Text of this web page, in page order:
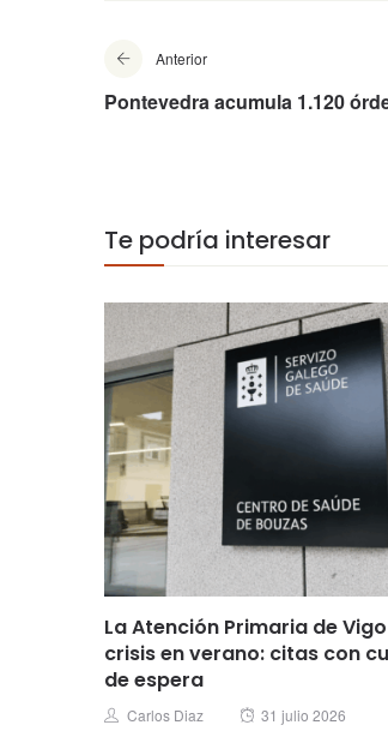
Anterior
Pontevedra acumula 1.120
Te podría interesar
La Atención Primaria de
crisis en verano: citas con
de espera
Author
Carlos Diaz
Posted
31 julio 2026